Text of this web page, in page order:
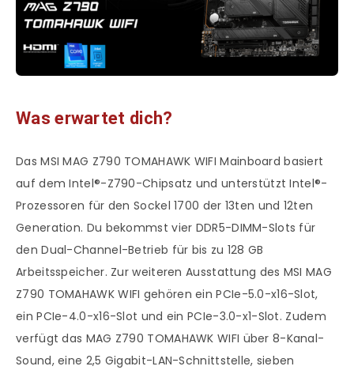
Was erwartet dich?
Das MSI MAG Z790 TOMAHAWK WIFI Mainboard basiert
auf dem Intel®-Z790-Chipsatz und unterstützt Intel®-
Prozessoren für den Sockel 1700 der 13ten und 12ten
Generation. Du bekommst vier DDR5-DIMM-Slots für
den Dual-Channel-Betrieb für bis zu 128 GB
Arbeitsspeicher. Zur weiteren Ausstattung des MSI MAG
Z790 TOMAHAWK WIFI gehören ein PCIe-5.0-x16-Slot,
ein PCIe-4.0-x16-Slot und ein PCIe-3.0-x1-Slot. Zudem
verfügt das MAG Z790 TOMAHAWK WIFI über 8-Kanal-
Sound, eine 2,5 Gigabit-LAN-Schnittstelle, sieben